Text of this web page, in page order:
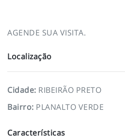
AGENDE SUA VISITA.
Localização
Cidade: RIBEIRÃO PRETO
Bairro: PLANALTO VERDE
Características